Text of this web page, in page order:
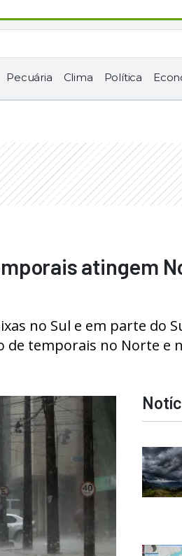
Pecuária Clima Política
atingem
no Sul e em parte do
de temporais no Norte e